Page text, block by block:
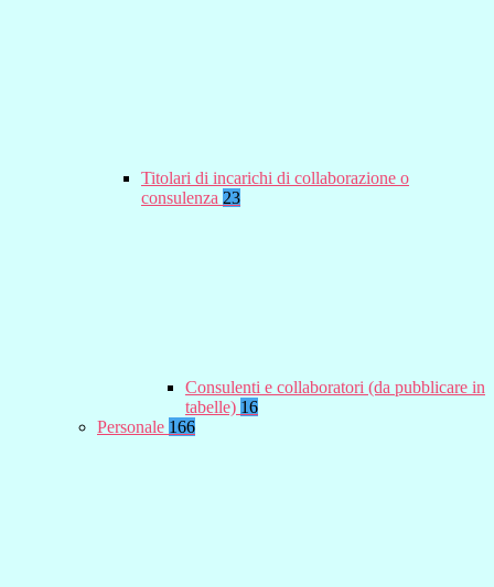
Titolari di incarichi di collaborazione o
consulenza 23
Consulenti e collaboratori (da pubblicare in
tabelle) 16
Personale 166